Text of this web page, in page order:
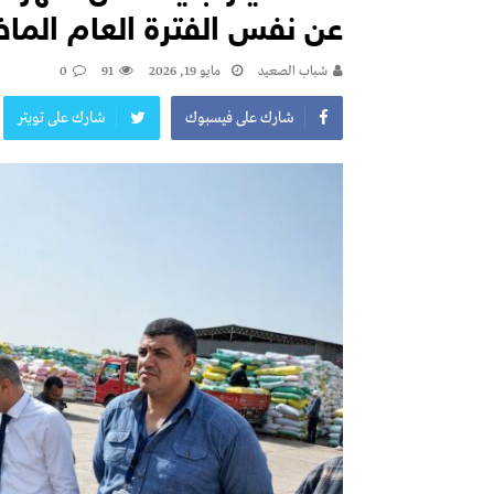
عن نفس الفترة العام
شباب الصعيد مايو 19, 2026 91
0
شارك على فيسبوك شارك على تويتر